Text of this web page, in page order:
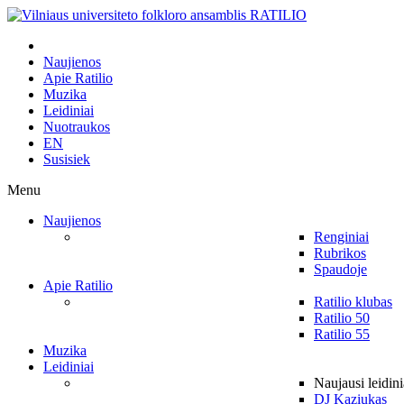
Naujienos
Apie Ratilio
Muzika
Leidiniai
Nuotraukos
EN
Susisiek
Menu
Naujienos
Renginiai
Rubrikos
Spaudoje
Apie Ratilio
Ratilio klubas
Ratilio 50
Ratilio 55
Muzika
Leidiniai
Naujausi
DJ Kaziukas